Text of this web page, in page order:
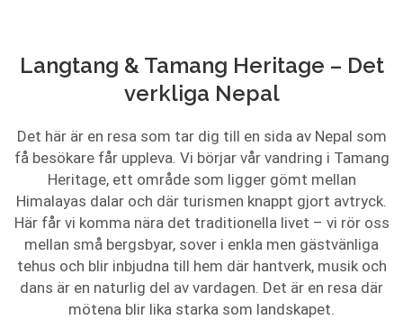
Langtang & Tamang Heritage – Det
verkliga Nepal
Det här är en resa som tar dig till en sida av Nepal som
få besökare får uppleva. Vi börjar vår vandring i Tamang
Heritage, ett område som ligger gömt mellan
Himalayas dalar och där turismen knappt gjort avtryck.
Här får vi komma nära det traditionella livet – vi rör oss
mellan små bergsbyar, sover i enkla men gästvänliga
tehus och blir inbjudna till hem där hantverk, musik och
dans är en naturlig del av vardagen. Det är en resa där
mötena blir lika starka som landskapet.